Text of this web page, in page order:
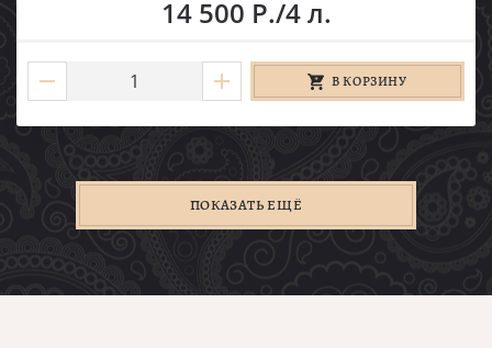
14 500 Р./4 л.
В КОРЗИНУ
ПОКАЗАТЬ ЕЩЁ